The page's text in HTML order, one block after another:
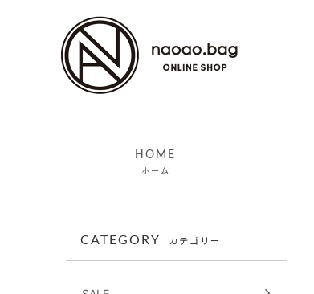
HOME
ホーム
CATEGORY カテゴリー